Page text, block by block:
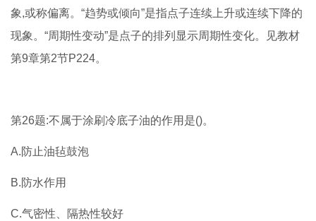
象,或称偏离。“趋势或倾向”是指点子连续上升或连续下降的
现象。“周期性变动”是点子的排列显示周期性变化。见教材
第9章第2节P224。
第26题:不属于涂刷冷底子油的作用是()。
A.防止油毡鼓泡
B.防水作用
C.气密性、隔热性较好